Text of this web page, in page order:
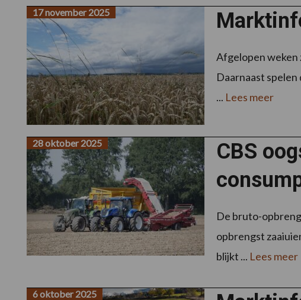
17 november 2025
Afgelopen weken
Daarnaast spelen
... Lees meer
CBS
28 oktober 2025
De bruto-
opbrengst
blijkt ... Lees meer
6 oktober 2025